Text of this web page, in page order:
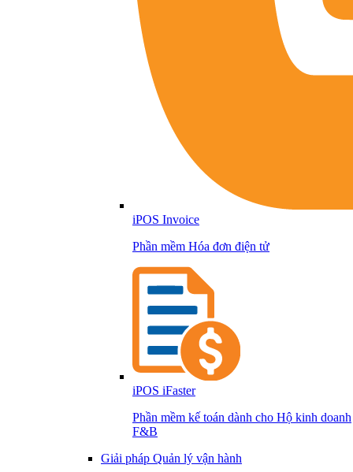
iPOS Invoice
Phần mềm Hóa đơn điện tử
iPOS iFaster
Phần mềm kế toán dành cho Hộ kinh doanh
F&B
Giải pháp Quản lý vận hành